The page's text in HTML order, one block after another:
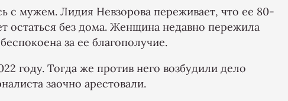
с мужем. Лидия Невзорова переживает, что ее 80-
остаться без дома. Женщина недавно пережила
за ее благополучие.
году. Тогда же против него возбудили дело
заочно арестовали.